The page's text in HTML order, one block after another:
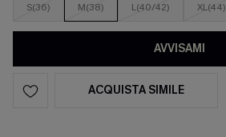
S(36) M(38) L(40/42) XL(44)
AVVISAMI
ACQUISTA SIMILE